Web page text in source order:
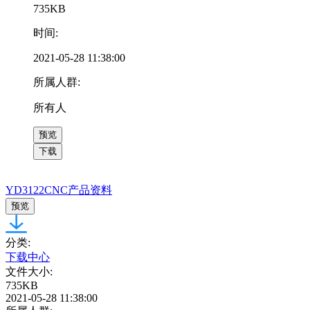
735KB
时间:
2021-05-28 11:38:00
所属人群:
所有人
预览
下载
YD3122CNC产品资料
预览
分类:
下载中心
文件大小:
735KB
2021-05-28 11:38:00